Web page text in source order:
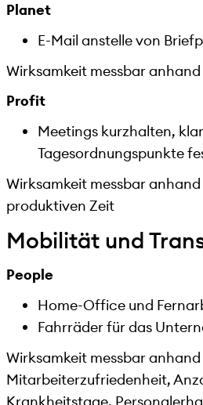
Planet
E-Mail anstelle von
Wirksamkeit messbar
Profit
Meetings kurzhalten,
Tagesordnungspunkte
Wirksamkeit messbar
produktiven Zeit
Mobilität und
People
Home-Office und
Fahrräder für das
Wirksamkeit messbar
Mitarbeiterzufriedenheit,
Krankheitstage,